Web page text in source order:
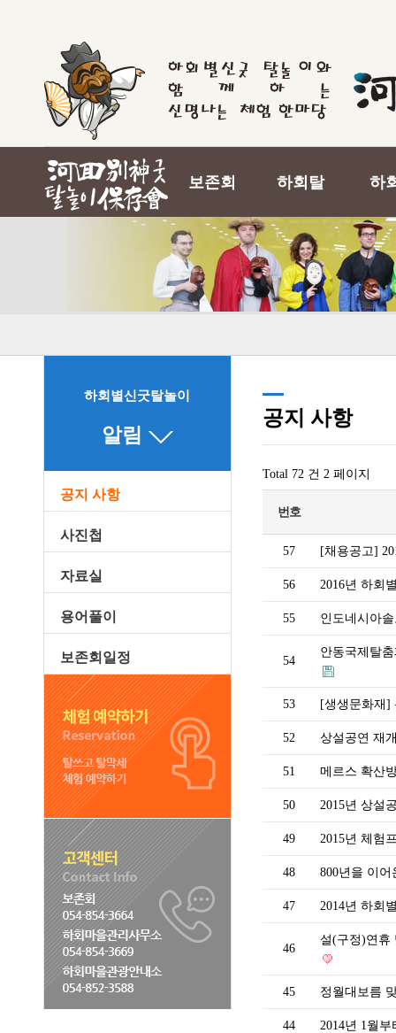
보존회 하회탈 하
하회별신굿탈놀이
알림
공지 사항
사진첩
자료실
용어풀이
보존회일정
공지 사항
Total 72 건 2 페이지
번호
57 [채용공고]
56 2016년 하회
55 인도네시아
54
안동국제탈
53 [생생문화재]
52 상설공연 재
51 메르스 확산
50 2015년 상설
49 2015년 체험
48 800년을 이
47 2014년 하회
46
설(구정)연휴
45 정월대보름
44 2014년 1월